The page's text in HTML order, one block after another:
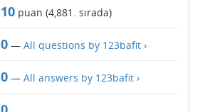
10 puan (4,881 . sırada)
0 — All questions by 123bafit ›
0 — All answers by 123bafit ›